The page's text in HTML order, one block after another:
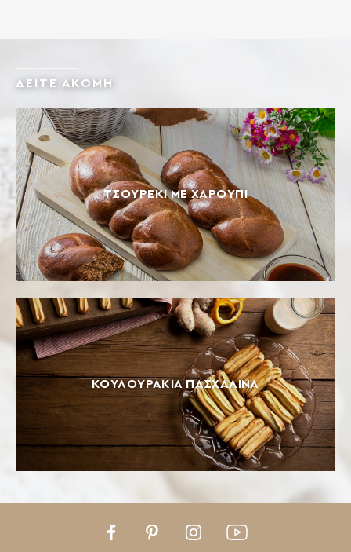
ΔΕΙΤΕ ΑΚΟΜΗ
ΤΣΟΥΡΈΚΙ ΜΕ ΧΑΡΟΎΠΙ
ΚΟΥΛΟΥΡΆΚΙΑ ΠΑΣΧΑΛΙΝΆ
FacebookPinterestInstagramYoutube